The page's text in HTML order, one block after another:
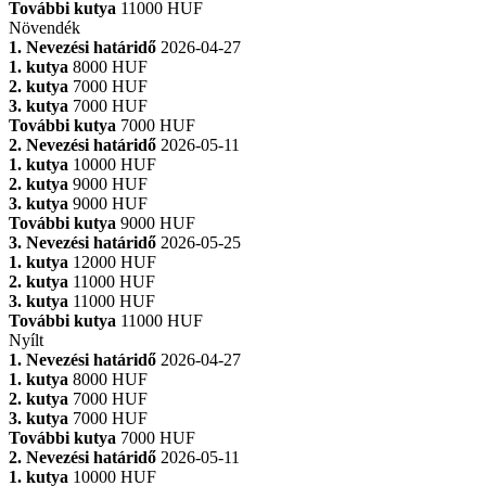
További kutya 11000 HUF
Növendék
1. Nevezési határidő 2026-04-27
1. kutya 8000 HUF
2. kutya 7000 HUF
3. kutya 7000 HUF
További kutya 7000 HUF
2. Nevezési határidő 2026-05-11
1. kutya 10000 HUF
2. kutya 9000 HUF
3. kutya 9000 HUF
További kutya 9000 HUF
3. Nevezési határidő 2026-05-25
1. kutya 12000 HUF
2. kutya 11000 HUF
3. kutya 11000 HUF
További kutya 11000 HUF
Nyílt
1. Nevezési határidő 2026-04-27
1. kutya 8000 HUF
2. kutya 7000 HUF
3. kutya 7000 HUF
További kutya 7000 HUF
2. Nevezési határidő 2026-05-11
1. kutya 10000 HUF